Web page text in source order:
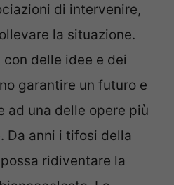
di intervenire,
la situazione.
con delle idee e dei
garantire un futuro e
ad una delle opere più
Da anni i tifosi della
ridiventare la